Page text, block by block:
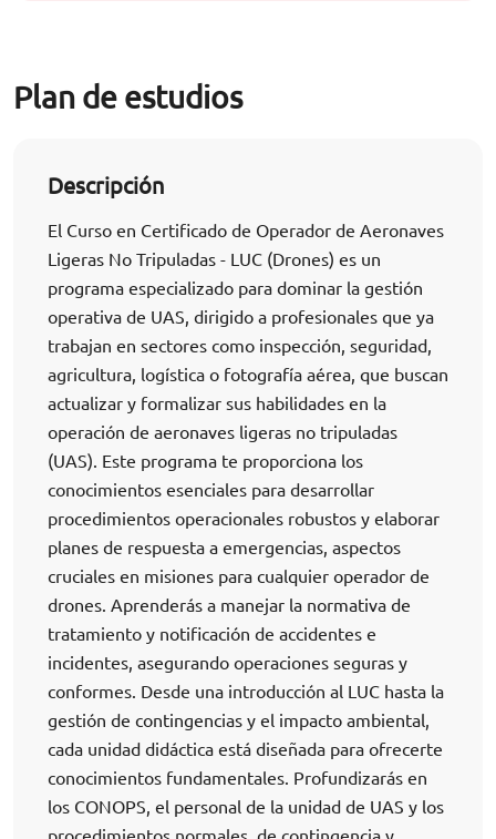
Plan de estudios
Descripción
El Curso en Certificado de Operador de Aeronaves
Ligeras No Tripuladas - LUC (Drones) es un
programa especializado para dominar la gestión
operativa de UAS, dirigido a profesionales que ya
trabajan en sectores como inspección, seguridad,
agricultura, logística o fotografía aérea, que buscan
actualizar y formalizar sus habilidades en la
operación de aeronaves ligeras no tripuladas
(UAS). Este programa te proporciona los
conocimientos esenciales para desarrollar
procedimientos operacionales robustos y elaborar
planes de respuesta a emergencias, aspectos
cruciales en misiones para cualquier operador de
drones. Aprenderás a manejar la normativa de
tratamiento y notificación de accidentes e
incidentes, asegurando operaciones seguras y
conformes. Desde una introducción al LUC hasta la
gestión de contingencias y el impacto ambiental,
cada unidad didáctica está diseñada para ofrecerte
conocimientos fundamentales. Profundizarás en
los CONOPS, el personal de la unidad de UAS y los